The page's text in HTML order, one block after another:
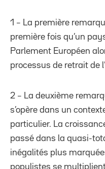
1 – La première
première fois qu’un
Parlement Européen
processus de retrait de
2 – La deuxième
s’opère dans un
particulier. La
passé dans la quasi-
inégalités plus
populistes se